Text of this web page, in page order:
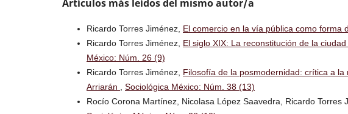
Artículos más leídos del mismo autor/a
Ricardo Torres Jiménez, El comercio en la vía pública como forma
Ricardo Torres Jiménez, El siglo XIX: La reconstitución de la
México: Núm. 26 (9)
Ricardo Torres Jiménez, Filosofía de la posmodernidad: crítica a
Arriarán
Sociológica México: Núm. 38 (13)
Rocío Corona Martínez, Nicolasa López Saavedra, Ricardo Torres